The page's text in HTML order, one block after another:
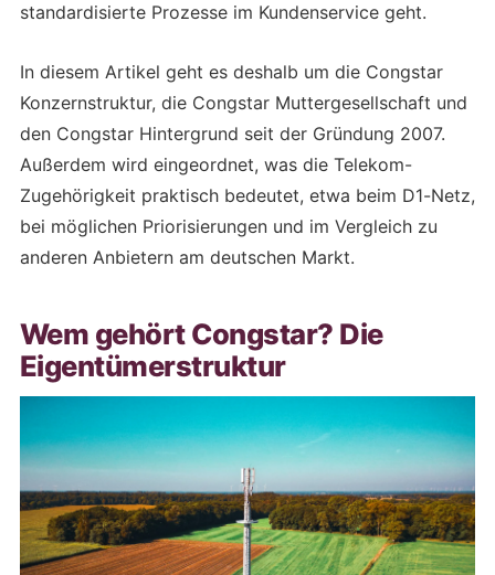
standardisierte Prozesse im Kundenservice geht.
In diesem Artikel geht es deshalb um die Congstar
Konzernstruktur, die Congstar Muttergesellschaft und
den Congstar Hintergrund seit der Gründung 2007.
Außerdem wird eingeordnet, was die Telekom-
Zugehörigkeit praktisch bedeutet, etwa beim D1-Netz,
bei möglichen Priorisierungen und im Vergleich zu
anderen Anbietern am deutschen Markt.
Wem gehört Congstar? Die
Eigentümerstruktur